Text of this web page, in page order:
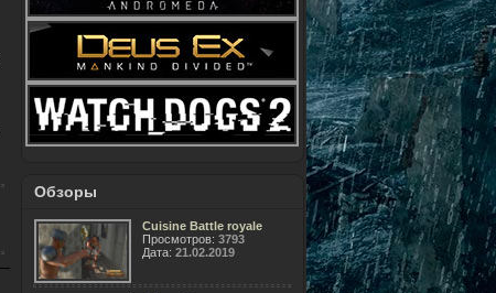
Обзоры
Cuisine Battle royale
Просмотров: 3793
Дата: 21.02.2019